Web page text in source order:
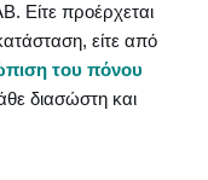
Είτε προέρχεται
είτε από
του πόνου
διασώστη και